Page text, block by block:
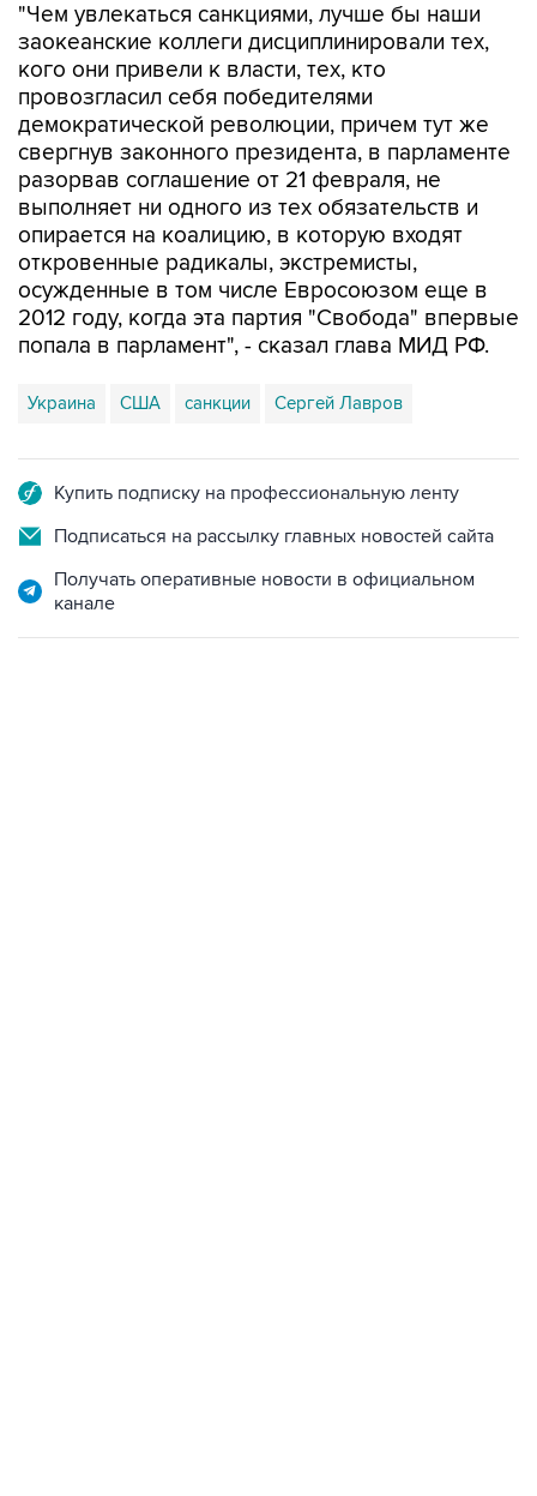
"Чем увлекаться санкциями, лучше бы наши
заокеанские коллеги дисциплинировали тех,
кого они привели к власти, тех, кто
провозгласил себя победителями
демократической революции, причем тут же
свергнув законного президента, в парламенте
разорвав соглашение от 21 февраля, не
выполняет ни одного из тех обязательств и
опирается на коалицию, в которую входят
откровенные радикалы, экстремисты,
осужденные в том числе Евросоюзом еще в
2012 году, когда эта партия "Свобода" впервые
попала в парламент", - сказал глава МИД РФ.
Украина США санкции Сергей Лавров
Купить подписку на профессиональную ленту
Подписаться на рассылку главных новостей сайта
Получать оперативные новости в официальном
канале